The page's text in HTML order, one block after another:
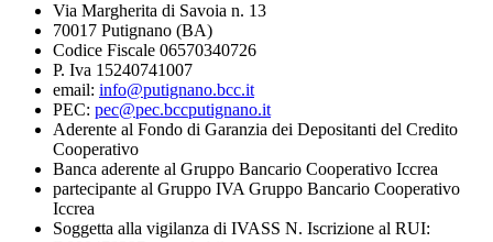
Via Margherita di Savoia n. 13
70017 Putignano (BA)
Codice Fiscale 06570340726
P. Iva 15240741007
email: info@putignano.bcc.it
PEC: pec@pec.bccputignano.it
Aderente al Fondo di Garanzia dei Depositanti del Credito
Cooperativo
Banca aderente al Gruppo Bancario Cooperativo Iccrea
partecipante al Gruppo IVA Gruppo Bancario Cooperativo
Iccrea
Soggetta alla vigilanza di IVASS N. Iscrizione al RUI: